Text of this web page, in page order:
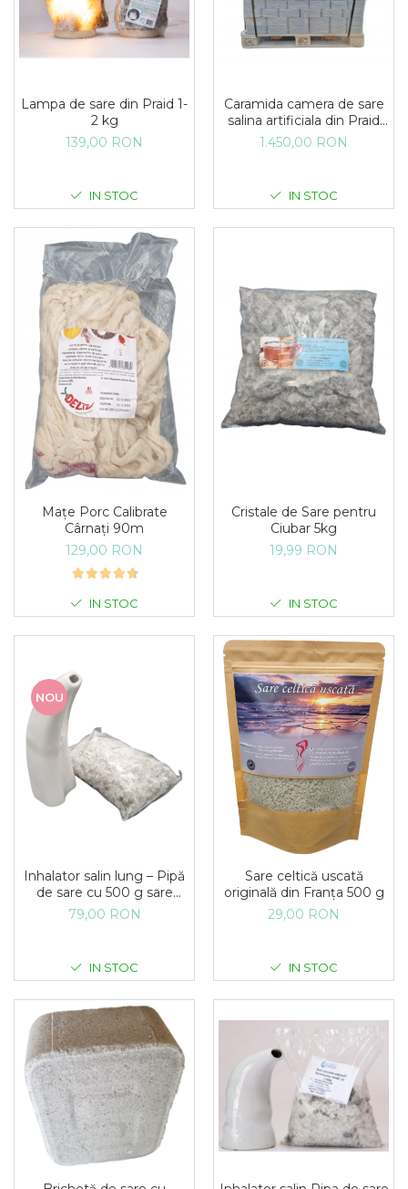
Lampa de sare din Praid 1-
2 kg
139,00 RON
IN STOC
Caramida camera de sare
salina artificiala din Praid
1000kg
1.450,00 RON
IN STOC
Mațe Porc Calibrate
Cârnați 90m
129,00 RON
IN STOC
Cristale de Sare pentru
Ciubar 5kg
19,99 RON
IN STOC
NOU
Inhalator salin lung – Pipă
de sare cu 500 g sare
naturală
79,00 RON
IN STOC
Sare celtică uscată
originală din Franța 500 g
29,00 RON
IN STOC